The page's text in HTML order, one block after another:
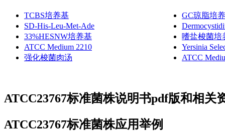
TCBS培养基
GC琼脂培
SD-His-Leu-Met-Ade
33%HESNW培养基
嗜盐梭菌培
ATCC Medium 2210
Yersinia
强化梭菌肉汤
ATCC
ATCC23767标准菌株说明书pdf版和相关
ATCC23767标准菌株应用举例